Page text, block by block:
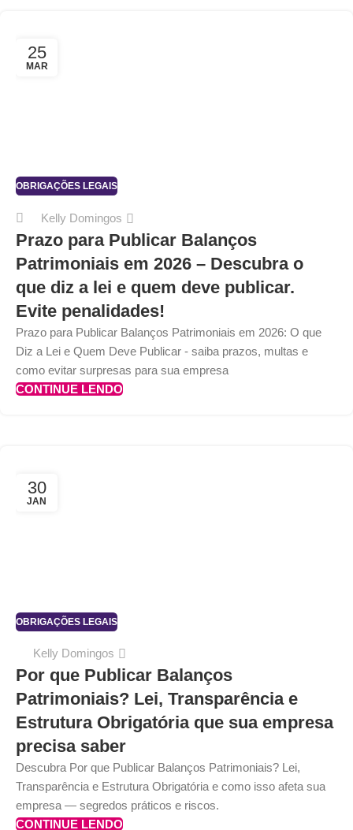
25
MAR
OBRIGAÇÕES LEGAIS
Kelly Domingos
Prazo para Publicar Balanços
Patrimoniais em 2026 – Descubra o
que diz a lei e quem deve publicar.
Evite penalidades!
Prazo para Publicar Balanços Patrimoniais em 2026: O que
Diz a Lei e Quem Deve Publicar - saiba prazos, multas e
como evitar surpresas para sua empresa
CONTINUE LENDO
30
JAN
OBRIGAÇÕES LEGAIS
Kelly Domingos
Por que Publicar Balanços
Patrimoniais? Lei, Transparência e
Estrutura Obrigatória que sua empresa
precisa saber
Descubra Por que Publicar Balanços Patrimoniais? Lei,
Transparência e Estrutura Obrigatória e como isso afeta sua
empresa — segredos práticos e riscos.
CONTINUE LENDO